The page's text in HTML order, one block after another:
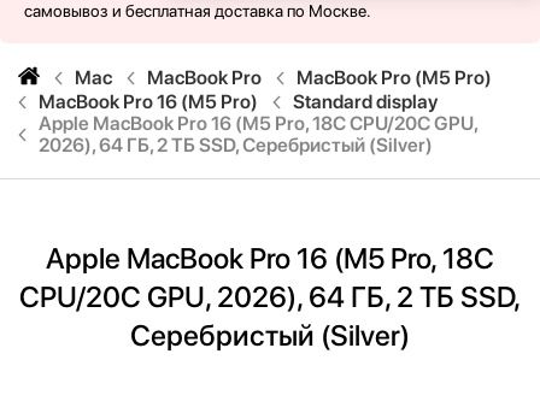
самовывоз и бесплатная доставка по Москве.
Mac MacBook Pro
MacBook Pro (M5 Pro)
MacBook Pro 16 (M5 Pro)
Standard display
Apple MacBook Pro 16 (M5 Pro, 18C CPU/20C GPU,
2026), 64 ГБ, 2 ТБ SSD, Серебристый (Silver)
Apple MacBook Pro 16 (M5 Pro, 18C
CPU/20C GPU, 2026), 64 ГБ, 2 ТБ SSD,
Серебристый (Silver)